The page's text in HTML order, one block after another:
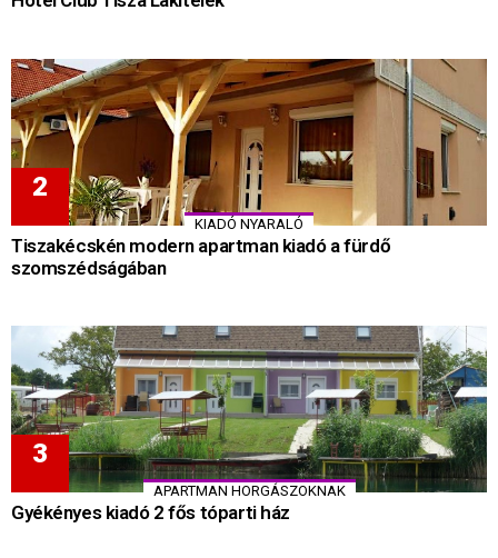
KIADÓ NYARALÓ
Tiszakécskén modern apartman kiadó a fürdő
szomszédságában
APARTMAN HORGÁSZOKNAK
Gyékényes kiadó 2 fős tóparti ház